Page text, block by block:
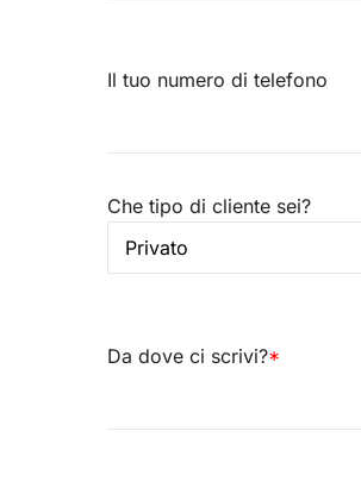
Il tuo numero di telefono
Che tipo di cliente sei?
Da dove ci scrivi?*